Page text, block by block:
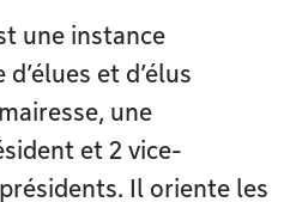
une instance
et d’élus
une
et 2 vice-
Il oriente les